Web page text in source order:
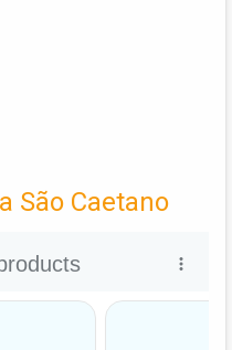
São Caetano